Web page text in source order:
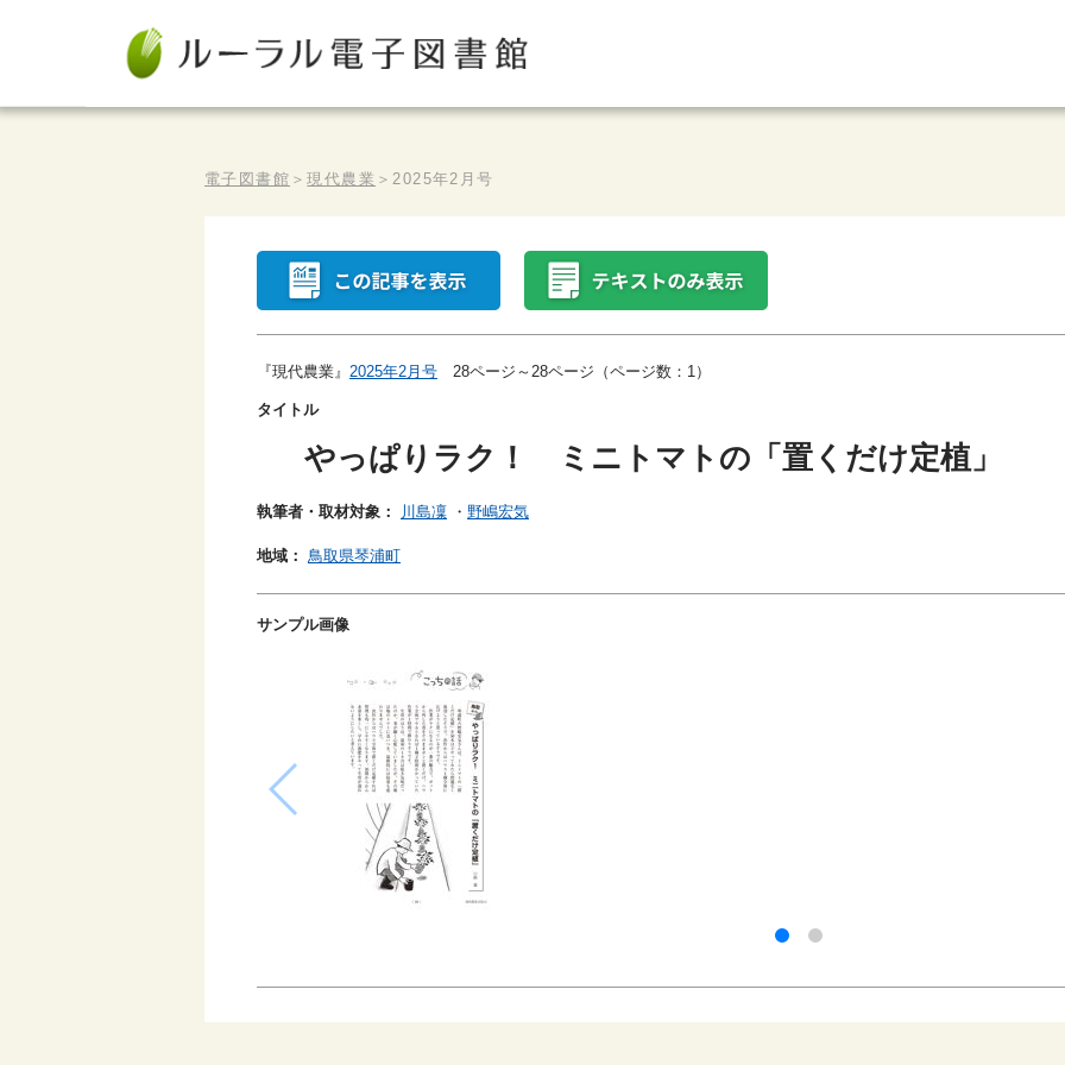
電子図書館 ＞現代農業 ＞2025年2月号
『現代農業』 2025年2月号 28ページ～28ページ（ページ数：1）
タイトル
やっぱりラク！ ミニトマトの「置くだけ定植」
執筆者・取材対象： 川島凜 ・ 野嶋宏気
地域： 鳥取県琴浦町
サンプル画像